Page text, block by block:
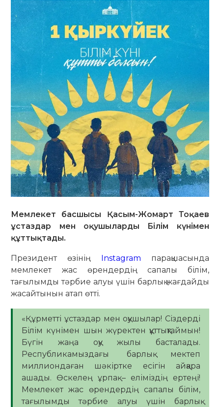
Мемлекет басшысы Қасым-Жомарт Тоқаев
ұстаздар мен оқушыларды Білім күнімен
құттықтады.
Президент өзінің Instagram парақшасында
мемлекет жас өрендердің сапалы білім,
тағылымды тәрбие алуы үшін барлық жағдайды
жасайтынын атап өтті.
«Құрметті ұстаздар мен оқушылар! Сіздерді
Білім күнімен шын жүректен құттықтаймын!
Бүгін жаңа оқу жылы басталады.
Республикамыздағы барлық мектеп
миллиондаған шәкіртке есігін айқара
ашады. Өскелең ұрпақ – еліміздің ертеңі!
Мемлекет жас өрендердің сапалы білім,
тағылымды тәрбие алуы үшін барлық